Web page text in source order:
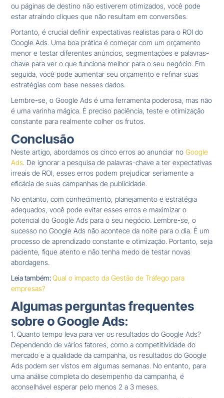
ou páginas de destino não estiverem otimizados, você pode
estar atraindo cliques que não resultam em conversões.
Portanto, é crucial definir expectativas realistas para o ROI do
Google Ads. Uma boa prática é começar com um orçamento
menor e testar diferentes anúncios, segmentações e palavras-
chave para ver o que funciona melhor para o seu negócio. Em
seguida, você pode aumentar seu orçamento e refinar suas
estratégias com base nesses dados.
Lembre-se, o Google Ads é uma ferramenta poderosa, mas não
é uma varinha mágica. É preciso paciência, teste e otimização
constante para realmente colher os frutos.
Conclusão
Neste artigo, abordamos os cinco erros ao anunciar noGoogle
Ads. De ignorar a pesquisa de palavras-chave a ter expectativas
irreais de ROI, esses erros podem prejudicar seriamente a
eficácia de suas campanhas de publicidade.
No entanto, com conhecimento, planejamento e estratégia
adequados, você pode evitar esses erros e maximizar o
potencial do Google Ads para o seu negócio. Lembre-se, o
sucesso no Google Ads não acontece da noite para o dia. É um
processo de aprendizado constante e otimização. Portanto, seja
paciente, fique atento e não tenha medo de testar novas
abordagens.
Leia também:Qual o impacto da Gestão de Tráfego para
empresas?
Algumas perguntas frequentes
sobre o Google Ads:
1. Quanto tempo leva para ver os resultados do Google Ads?
Dependendo de vários fatores, como a competitividade do
mercado e a qualidade da campanha, os resultados do Google
Ads podem ser vistos em algumas semanas. No entanto, para
uma análise completa do desempenho da campanha, é
aconselhável esperar pelo menos 2 a 3 meses.